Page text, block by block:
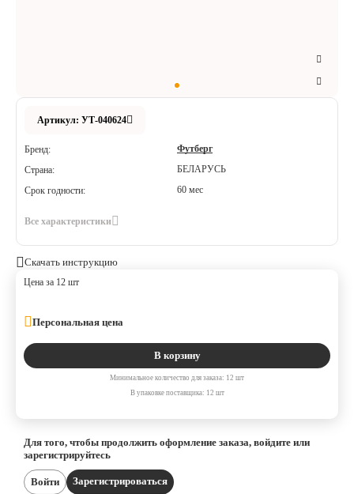
Артикул: УТ-040624
Бренд:
Футберг
Страна:
БЕЛАРУСЬ
Срок годности:
60 мес
Все характеристики
Скачать инструкцию
Цена за 12 шт
Персональная цена
В корзину
Минимальное количество для заказа: 12 шт
В упаковке поставщика: 12 шт
Для того, чтобы продолжить оформление заказа, войдите или
зарегистрируйтесь
Войти Зарегистрироваться